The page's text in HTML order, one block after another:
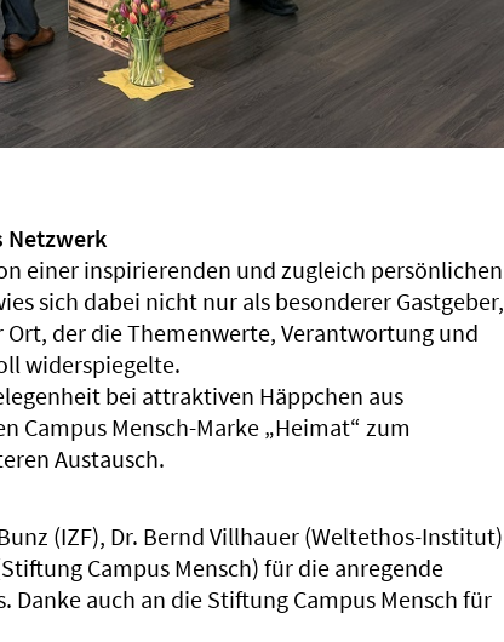
Netzwerk
einer inspirierenden und zugleich persönlichen
sich dabei nicht nur als besonderer Gastgeber,
der die Themenwerte, Verantwortung und
widerspiegelte.
bei attraktiven Häppchen aus
Campus Mensch-Marke „Heimat“ zum
Austausch.
(IZF), Dr. Bernd Villhauer (Weltethos-Institut)
Campus Mensch) für die anregende
Danke auch an die Stiftung Campus Mensch für